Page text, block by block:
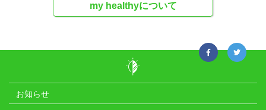
my healthyについて
お知らせ